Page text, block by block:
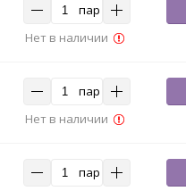
пар
Нет в наличии
пар
Нет в наличии
пар